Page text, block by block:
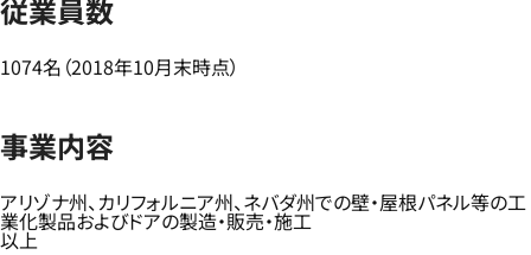
従業員数
1074名（2018年10月末時点）
事業内容
アリゾナ州、カリフォルニア州、ネバダ州での壁・屋根パネル等の工
業化製品およびドアの製造・販売・施工
以上